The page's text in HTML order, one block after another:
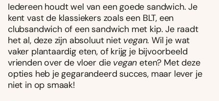
Iedereen houdt wel van een goede sandwich. Je
kent vast de klassiekers zoals een BLT, een
clubsandwich of een sandwich met kip. Je raadt
het al, deze zijn absoluut niet vegan. Wil je wat
vaker plantaardig eten, of krijg je bijvoorbeeld
vrienden over de vloer die vegan eten? Met deze
opties heb je gegarandeerd succes, maar lever je
niet in op smaak!